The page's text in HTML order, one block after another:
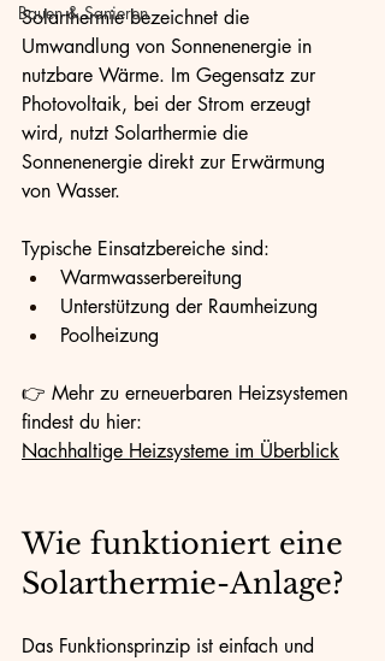
Bauen & Sanieren
Solarthermie bezeichnet die
Umwandlung von Sonnenenergie in
nutzbare Wärme. Im Gegensatz zur
Photovoltaik, bei der Strom erzeugt
wird, nutzt Solarthermie die
Sonnenenergie direkt zur Erwärmung
von Wasser.
Typische Einsatzbereiche sind:
Warmwasserbereitung
Unterstützung der Raumheizung
Poolheizung
👉 Mehr zu erneuerbaren Heizsystemen
findest du hier:
Nachhaltige Heizsysteme im Überblick
Wie funktioniert eine
Solarthermie-Anlage?
Das Funktionsprinzip ist einfach und